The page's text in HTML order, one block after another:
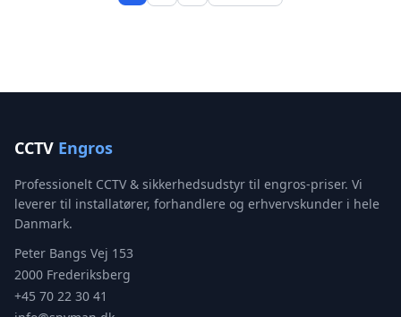
CCTV Engros
Professionelt CCTV & sikkerhedsudstyr til engros-priser. Vi
leverer til installatører, forhandlere og erhvervskunder i hele
Danmark.
Peter Bangs Vej 153
2000 Frederiksberg
+45 70 22 30 41